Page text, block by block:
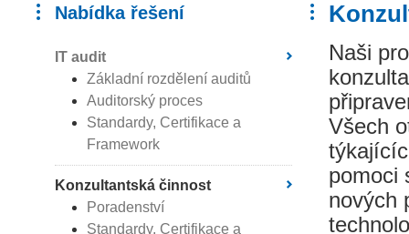
Nabídka řešení
IT audit
Základní rozdělení auditů
Auditorský proces
Standardy, Certifikace a
Framework
Konzultantská činnost
Poradenství
Standardy, Certifikace a
Naši
Všech
pomoci
nových